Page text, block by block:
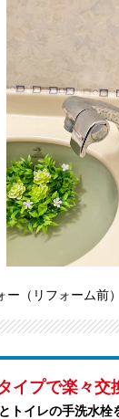
ー（リフォーム前）
タイプで楽々
トイレの手洗水栓